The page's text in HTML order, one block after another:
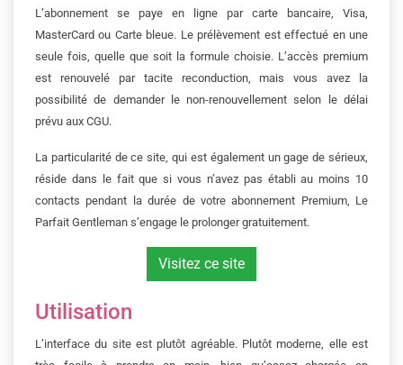
L’abonnement se paye en ligne par carte bancaire, Visa,
MasterCard ou Carte bleue. Le prélèvement est effectué en une
seule fois, quelle que soit la formule choisie. L’accès premium
est renouvelé par tacite reconduction, mais vous avez la
possibilité de demander le non-renouvellement selon le délai
prévu aux CGU.
La particularité de ce site, qui est également un gage de sérieux,
réside dans le fait que si vous n’avez pas établi au moins 10
contacts pendant la durée de votre abonnement Premium, Le
Parfait Gentleman s’engage le prolonger gratuitement.
Visitez ce site
Utilisation
L’interface du site est plutôt agréable. Plutôt moderne, elle est